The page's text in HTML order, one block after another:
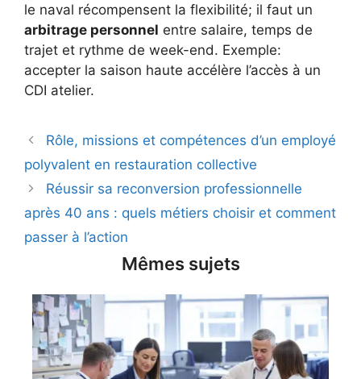
le naval récompensent la flexibilité; il faut un
arbitrage personnel entre salaire, temps de
trajet et rythme de week-end. Exemple:
accepter la saison haute accélère l’accès à un
CDI atelier.
Rôle, missions et compétences d’un employé
polyvalent en restauration collective
Réussir sa reconversion professionnelle
après 40 ans : quels métiers choisir et comment
passer à l’action
Mêmes sujets